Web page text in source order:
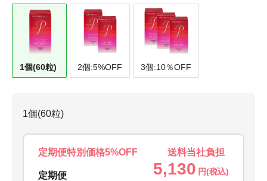
1個(60粒) 2個:5%OFF 3個:10％OFF
1個(60粒)
定期便特別価格5%OFF 送料当社負担
定期便 5,130 円(税込)